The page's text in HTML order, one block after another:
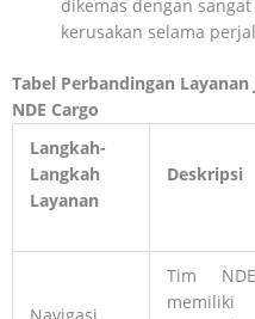
dikemas dengan
kerusakan selama
Tabel Perbandingan
NDE Cargo
Langkah-
Langkah
Layanan
Deskripsi
Tim
memiliki